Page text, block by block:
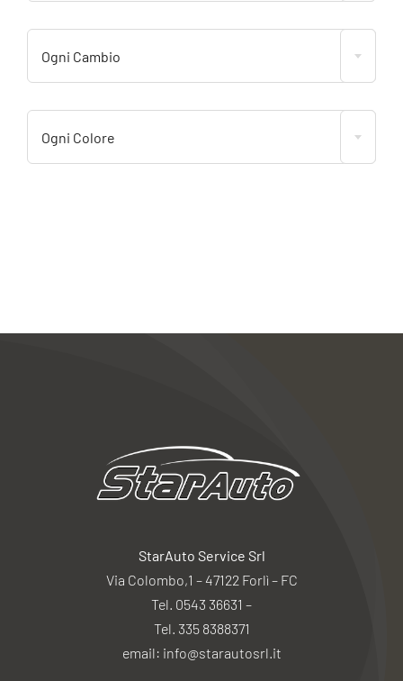
Ogni Cambio
Ogni Colore
StarAuto Service Srl
Via Colombo,1 – 47122 Forlì – FC
Tel. 0543 36631 –
Tel. 335 8388371
email: info@starautosrl.it